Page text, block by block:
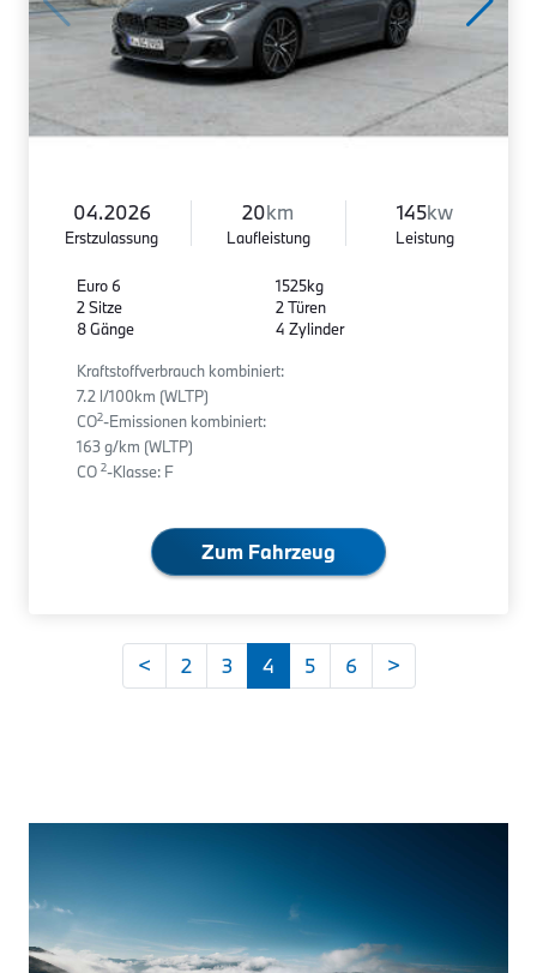
04.2026
Erstzulassung
20km
Laufleistung
145kw
Leistung
Euro 6
2 Sitze
8 Gänge
1525kg
2 Türen
4 Zylinder
Kraftstoffverbrauch kombiniert:
7.2 l/100km (WLTP)
CO2-Emissionen kombiniert:
163 g/km (WLTP)
CO 2-Klasse: F
Zum Fahrzeug
< 2 3 4 5 6 >